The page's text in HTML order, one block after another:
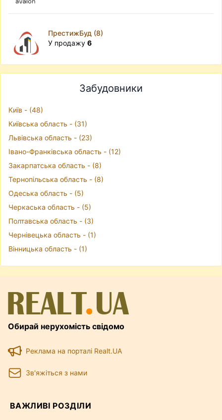
ПрестижБуд (8)
У продажу 6
Забудовники
Київ - (48)
Київська область - (31)
Львівська область - (23)
Івано-Франківська область - (12)
Закарпатська область - (8)
Тернопільська область - (8)
Одеська область - (5)
Черкаська область - (5)
Полтавська область - (3)
Чернівецька область - (1)
Вінницька область - (1)
Обирай нерухомість свідомо
Реклама на порталі Realt.UA
Зв'яжіться з нами
ВАЖЛИВІ РОЗДІЛИ